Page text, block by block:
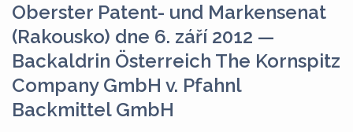
Oberster Patent- und Markensenat
(Rakousko) dne 6. září 2012 —
Backaldrin Österreich The Kornspitz
Company GmbH v. Pfahnl
Backmittel GmbH